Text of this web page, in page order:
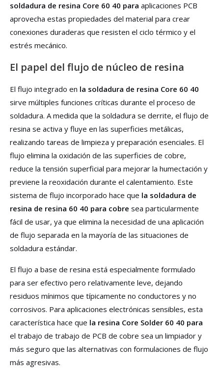
soldadura de resina Core 60 40 para aplicaciones PCB
aprovecha estas propiedades del material para crear
conexiones duraderas que resisten el ciclo térmico y el
estrés mecánico.
El papel del flujo de núcleo de resina
El flujo integrado en la soldadura de resina Core 60 40
sirve múltiples funciones críticas durante el proceso de
soldadura. A medida que la soldadura se derrite, el flujo de
resina se activa y fluye en las superficies metálicas,
realizando tareas de limpieza y preparación esenciales. El
flujo elimina la oxidación de las superficies de cobre,
reduce la tensión superficial para mejorar la humectación y
previene la reoxidación durante el calentamiento. Este
sistema de flujo incorporado hace que la soldadura de
resina de resina 60 40 para cobre sea particularmente
fácil de usar, ya que elimina la necesidad de una aplicación
de flujo separada en la mayoría de las situaciones de
soldadura estándar.
El flujo a base de resina está especialmente formulado
para ser efectivo pero relativamente leve, dejando
residuos mínimos que típicamente no conductores y no
corrosivos. Para aplicaciones electrónicas sensibles, esta
característica hace que la resina Core Solder 60 40 para
el trabajo de trabajo de PCB de cobre sea un limpiador y
más seguro que las alternativas con formulaciones de flujo
más agresivas.